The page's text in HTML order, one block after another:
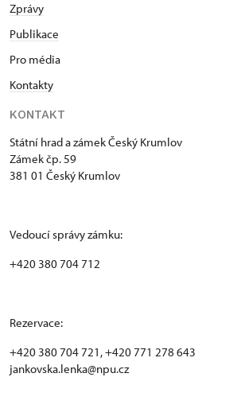
Zprávy
Publikace
Pro média
Kontakty
KONTAKT
Státní hrad a zámek Český Krumlov
Zámek čp. 59
381 01 Český Krumlov
Vedoucí správy zámku:
+420 380 704 712
Rezervace:
+420 380 704 721, +420 771 278 643
jankovska.lenka@npu.cz